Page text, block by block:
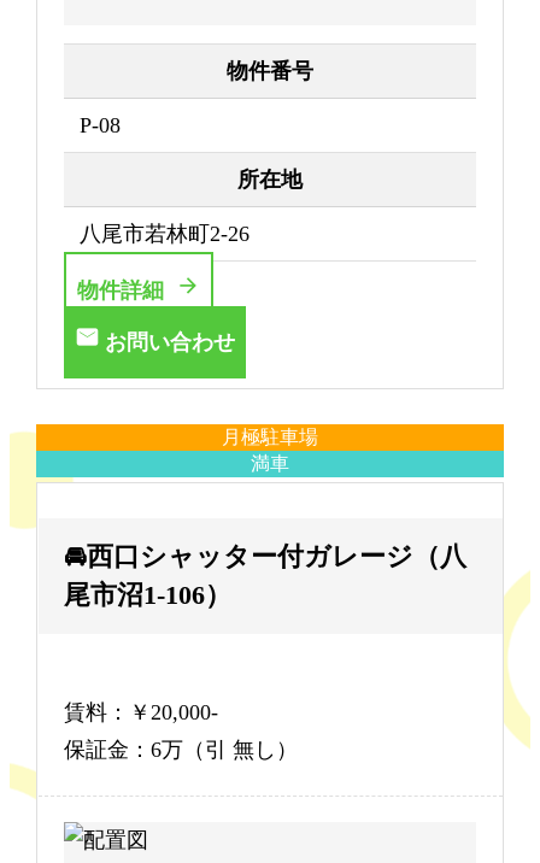
物件番号
P-08
所在地
八尾市若林町2-26
物件詳細
お問い合わせ
月極駐車場
満車
🚘西口シャッター付ガレージ（八
尾市沼1-106）
賃料：￥20,000-
保証金：6万（引 無し）